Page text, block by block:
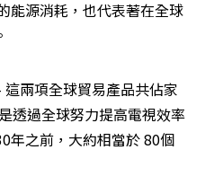
能源消耗，也代表著在全球
這兩項全球貿易產品共佔家
透過全球努力提高電視效率
年之前，大約相當於 80個